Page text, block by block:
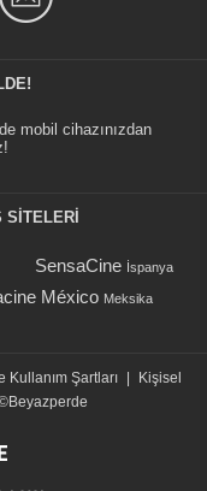
mobil cihazınızdan
SİTELERİ
SensaCine İspanya
México Meksika
Kullanım Şartları
Kişisel